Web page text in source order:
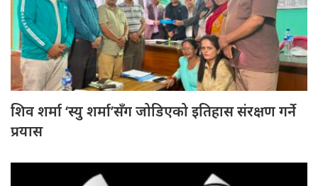
शिव शर्मा ‘स्यु शर्मा’सँग जोडिएको इतिहास संरक्षण गर्ने
प्रयास